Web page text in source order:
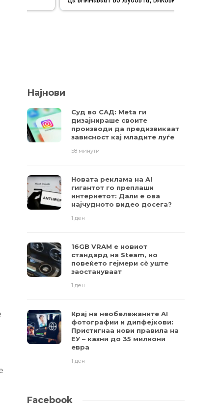
Најнови
Суд во САД: Meta ги
дизајнираше своите
производи да предизвикаат
зависност кај младите луѓе
58 минути
Новата реклама на AI
гигантот го преплаши
интернетот: Дали е ова
најчудното видео досега?
1 ден
16GB VRAM е новиот
стандард на Steam, но
повеќето гејмери ​​сè уште
заостануваат
1 ден
Крај на необележаните AI
фотографии и дипфејкови:
Пристигнаа нови правила на
ЕУ – казни до 35 милиони
евра
1 ден
Facebook